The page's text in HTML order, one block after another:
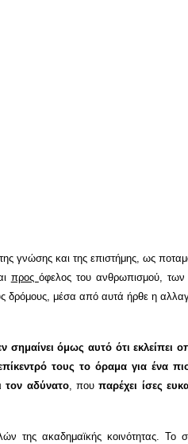
γνώσης και της επιστήμης, ως
προς όφελος του ανθρωπισμού,
δρόμους, μέσα από αυτά ήρθε η
σημαίνει όμως αυτό ότι εκλείπει
τους το όραμα για ένα
τον αδύνατο, πουπαρέχει ίσες
της ακαδημαϊκής κοινότητας.